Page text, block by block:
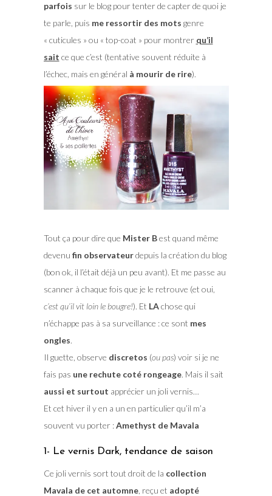
parfois sur le blog pour tenter de capter de quoi je
te parle, puis me ressortir des mots genre
« cuticules » ou « top-coat » pour montrer qu’il
sait ce que c’est (tentative souvent réduite à
l’échec, mais en général à mourir de rire).
Tout ça pour dire que Mister Best quand même
devenu fin observateurdepuis la création du blog
(bon ok, il l’était déjà un peu avant). Et me passe au
scanner à chaque fois que je le retrouve (et oui,
c’est qu’il vit loin le bougre!). Et LAchose qui
n’échappe pas à sa surveillance : ce sont mes
ongles.
Il guette, observe discretos (ou pas) voir si je ne
fais pas une rechute coté rongeage. Mais il sait
aussi et surtout apprécier un joli vernis…
Et cet hiver il y en a un en particulier qu’il m’a
souvent vu porter :Amethyst de Mavala
1- Le vernis Dark, tendance de saison
Ce joli vernis sort tout droit de la collection
Mavala de cet automne, reçu et adopté